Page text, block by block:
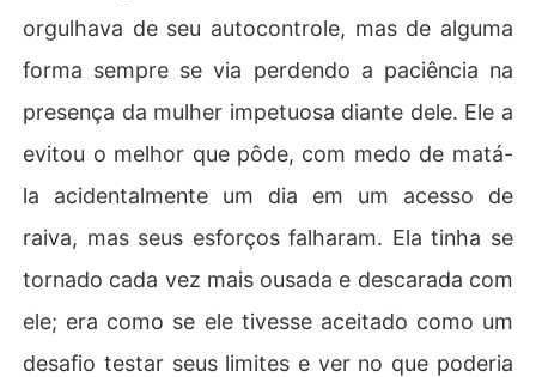
orgulhava de seu autocontrole, mas de alguma
forma sempre se via perdendo a paciência na
presença da mulher impetuosa diante dele. Ele a
evitou o melhor que pôde, com medo de matá-
la acidentalmente um dia em um acesso de
raiva, mas seus esforços falharam. Ela tinha se
tornado cada vez mais ousada e descarada com
ele; era como se ele tivesse aceitado como um
desafio testar seus limites e ver no que poderia